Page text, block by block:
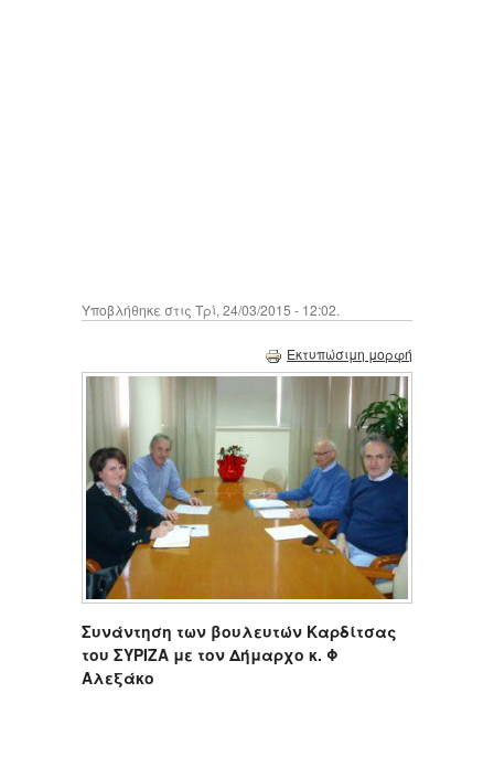
Υποβλήθηκε στις Τρί, 24/03/2015 - 12:02.
Εκτυπώσιμη μορφή
Συνάντηση των βουλευτών Καρδίτσας
του ΣΥΡΙΖΑ με τον Δήμαρχο κ. Φ
Αλεξάκο